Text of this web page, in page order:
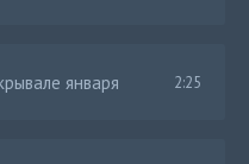
января 2:25